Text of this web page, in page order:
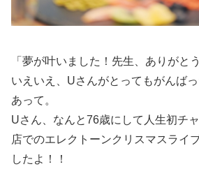
「夢が叶いました！先生、ありがと
いえいえ、Uさんがとってもがんば
あって。
Uさん、なんと76歳にして人生初チ
店でのエレクトーンクリスマスライ
したよ！！